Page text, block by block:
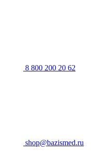
8 800 200 20 62
shop@bazismed.ru